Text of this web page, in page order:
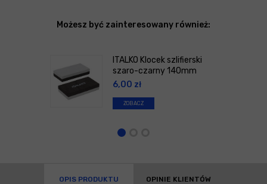
Możesz być zainteresowany również:
ITALKO Klocek szlifierski
szaro-czarny 140mm
6,00 zł
ZOBACZ
OPIS PRODUKTU OPINIE KLIENTÓW